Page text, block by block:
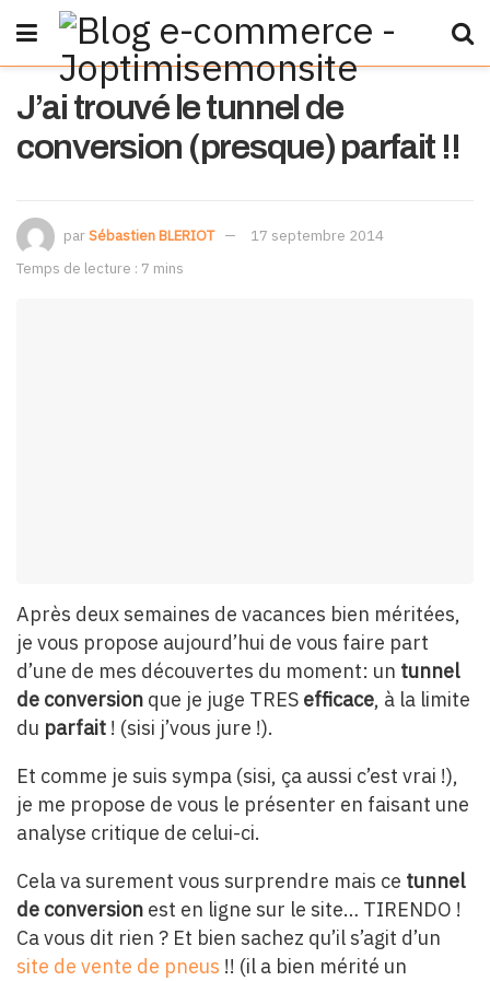
J’ai trouvé le tunnel de
conversion (presque) parfait !!
parSébastien BLERIOT
17 septembre 2014
Temps de lecture : 7 mins
Après deux semaines de vacances bien méritées,
je vous propose aujourd’hui de vous faire part
d’une de mes découvertes du moment: un tunnel
de conversion que je juge TRES efficace, à la limite
du parfait ! (sisi j’vous jure !).
Et comme je suis sympa (sisi, ça aussi c’est vrai !),
je me propose de vous le présenter en faisant une
analyse critique de celui-ci.
Cela va surement vous surprendre mais ce tunnel
de conversion est en ligne sur le site… TIRENDO !
Ca vous dit rien ? Et bien sachez qu’il s’agit d’un
site de vente de pneus !! (il a bien mérité un